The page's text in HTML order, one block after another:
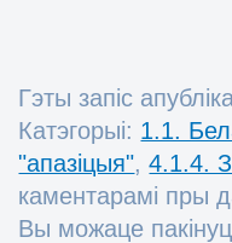
Гэты запіс
Катэгорыі: 1.1.
"апазіцыя",4.1.4.
каментарамі пры
Вы можаце